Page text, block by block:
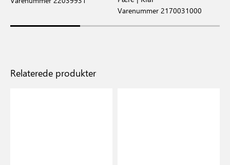
Varenummer 2170031000
Relaterede produkter